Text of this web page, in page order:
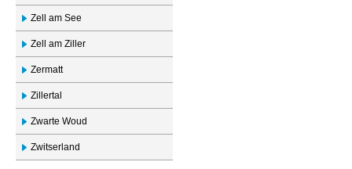
Zell am See
Zell am Ziller
Zermatt
Zillertal
Zwarte Woud
Zwitserland